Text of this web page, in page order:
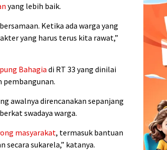
yang lebih baik.
Ketika ada warga yang
yang harus terus kita rawat,”
Bahagia di RT 33 yang dinilai
pembangunan.
awalnya direncanakan sepanjang
swadaya warga.
masyarakat, termasuk bantuan
sukarela,” katanya.